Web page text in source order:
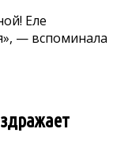
Еле
— вспоминала